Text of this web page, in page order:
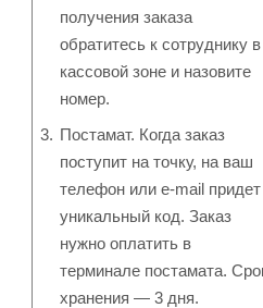
получения заказа
обратитесь к сотруднику в
кассовой зоне и назовите
номер.
Постамат. Когда заказ
поступит на точку, на ваш
телефон или e-mail придет
уникальный код. Заказ
нужно оплатить в
терминале постамата.
хранения — 3 дня.